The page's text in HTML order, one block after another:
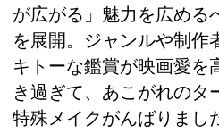
が広がる」魅力を広める
を展開。ジャンルや制作
キトーな鑑賞が映画愛を
き過ぎて、あこがれのタ
特殊メイクがんばりまし